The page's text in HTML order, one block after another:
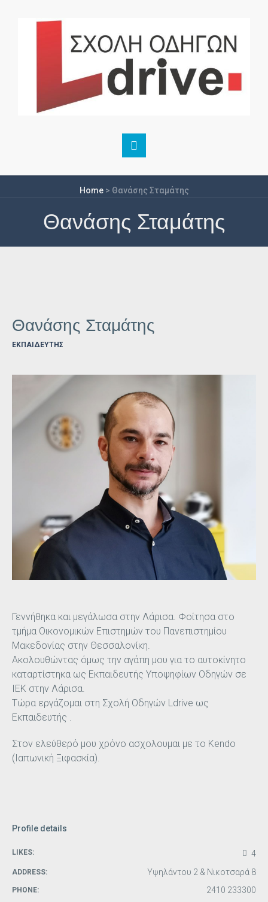
Home > Θανάσης Σταμάτης
Θανάσης Σταμάτης
Θανάσης Σταμάτης
ΕΚΠΑΙΔΕΥΤΉΣ
Γεννήθηκα και μεγάλωσα στην Λάρισα. Φοίτησα στο
τμήμα Οικονομικών Επιστημών του Πανεπιστημίου
Μακεδονίας στην Θεσσαλονίκη.
Ακολουθώντας όμως την αγάπη μου για το αυτοκίνητο
καταρτίστηκα ως Εκπαιδευτής Υποψηφίων Οδηγών σε
ΙΕΚ στην Λάρισα.
Τώρα εργάζομαι στη Σχολή Οδηγών Ldrive ως
Εκπαιδευτής .
Στον ελεύθερό μου χρόνο ασχολουμαι με το Kendo
(Ιαπωνική Ξιφασκία).
Profile details
LIKES: 4
ADDRESS: Υψηλάντου 2 & Νικοτσαρά 8
PHONE: 2410 233300